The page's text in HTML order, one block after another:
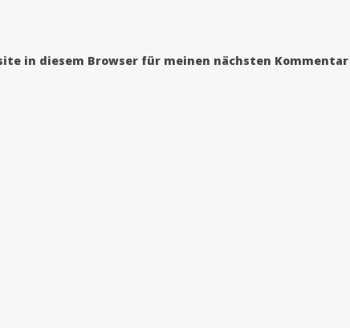
in diesem Browser für meinen nächsten Kommentar